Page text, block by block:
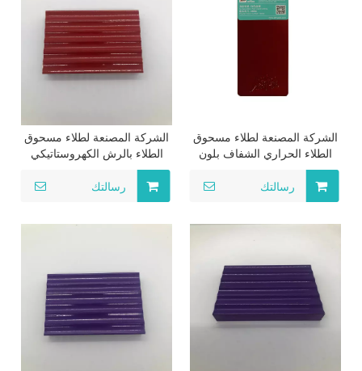
الشركة المصنعة لطلاء مسحوق
الطلاء الحراري الشفاف بلون
رسالتك
الشركة المصنعة لطلاء مسحوق
الطلاء بالرش الكهروستاتيكي
البوليستر الإيبوكسي
رسالتك